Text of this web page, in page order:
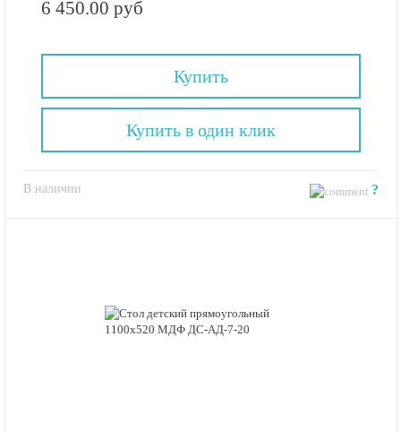
6 450.00 руб
Купить
В наличии ?
Купить в один клик